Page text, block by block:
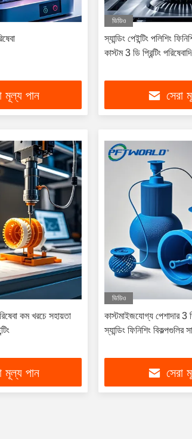
মূল্য পান
ভিডিও
স্যান্ডিং পেইন্টিং পলিশিং
কাস্টম 3 ডি প্রিন্টিং পরিষেবাদি
সেরা
কম খরচে সহায়তা
মূল্য পান
ভিডিও
কাস্টমাইজযোগ্য পেশাদার 3
স্যান্ডিং ফিনিশিং বিকল্পগুলির
সেরা